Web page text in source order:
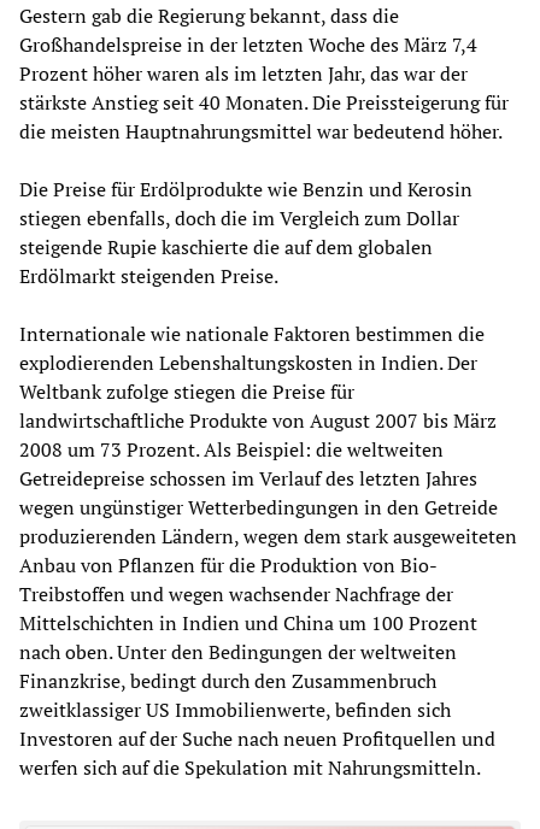
Gestern gab die Regierung bekannt, dass die
Großhandelspreise in der letzten Woche des März 7,4
Prozent höher waren als im letzten Jahr, das war der
stärkste Anstieg seit 40 Monaten. Die Preissteigerung für
die meisten Hauptnahrungsmittel war bedeutend höher.
Die Preise für Erdölprodukte wie Benzin und Kerosin
stiegen ebenfalls, doch die im Vergleich zum Dollar
steigende Rupie kaschierte die auf dem globalen
Erdölmarkt steigenden Preise.
Internationale wie nationale Faktoren bestimmen die
explodierenden Lebenshaltungskosten in Indien. Der
Weltbank zufolge stiegen die Preise für
landwirtschaftliche Produkte von August 2007 bis März
2008 um 73 Prozent. Als Beispiel: die weltweiten
Getreidepreise schossen im Verlauf des letzten Jahres
wegen ungünstiger Wetterbedingungen in den Getreide
produzierenden Ländern, wegen dem stark ausgeweiteten
Anbau von Pflanzen für die Produktion von Bio-
Treibstoffen und wegen wachsender Nachfrage der
Mittelschichten in Indien und China um 100 Prozent
nach oben. Unter den Bedingungen der weltweiten
Finanzkrise, bedingt durch den Zusammenbruch
zweitklassiger US Immobilienwerte, befinden sich
Investoren auf der Suche nach neuen Profitquellen und
werfen sich auf die Spekulation mit Nahrungsmitteln.